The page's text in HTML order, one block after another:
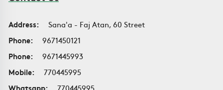
Address:
Sana'a - Faj Atan, 60 Street
Phone:
9671450121
Phone:
9671445993
Mobile:
770445995
Whatsapp:
770445995